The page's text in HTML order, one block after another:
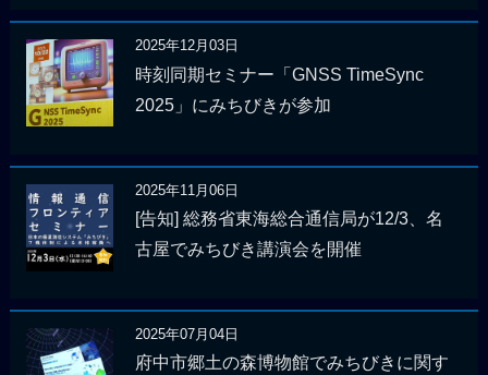
2025年12月03日
時刻同期セミナー「GNSS TimeSync
2025」にみちびきが参加
2025年11月06日
[告知] 総務省東海総合通信局が12/3、名
古屋でみちびき講演会を開催
2025年07月04日
府中市郷土の森博物館でみちびきに関す